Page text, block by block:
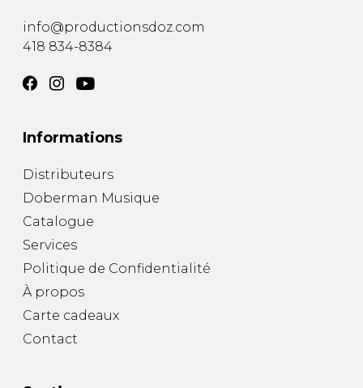
info@productionsdoz.com
418 834-8384
Informations
Distributeurs
Doberman Musique
Catalogue
Services
Politique de Confidentialité
À propos
Carte cadeaux
Contact